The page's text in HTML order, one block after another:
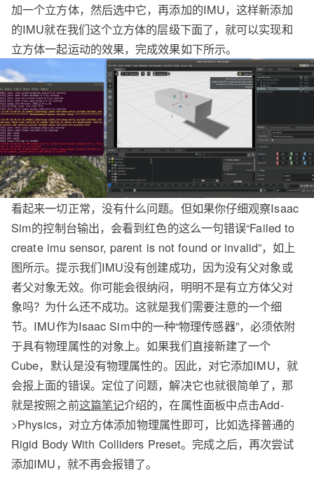
加一个立方体，然后选中它，再添加的IMU，这样新添加
的IMU就在我们这个立方体的层级下面了，就可以实现和
立方体一起运动的效果，完成效果如下所示。
看起来一切正常，没有什么问题。但如果你仔细观察Isaac
Sim的控制台输出，会看到红色的这么一句错误“Failed to
create imu sensor, parent is not found or invalid”，如上
图所示。提示我们IMU没有创建成功，因为没有父对象或
者父对象无效。你可能会很纳闷，明明不是有立方体父对
象吗？为什么还不成功。这就是我们需要注意的一个细
节。IMU作为Isaac Sim中的一种“物理传感器”，必须依附
于具有物理属性的对象上。如果我们直接新建了一个
Cube，默认是没有物理属性的。因此，对它添加IMU，就
会报上面的错误。定位了问题，解决它也就很简单了，那
就是按照之前这篇笔记介绍的，在属性面板中点击Add-
>Physics，对立方体添加物理属性即可，比如选择普通的
Rigid Body With Colliders Preset。完成之后，再次尝试
添加IMU，就不再会报错了。